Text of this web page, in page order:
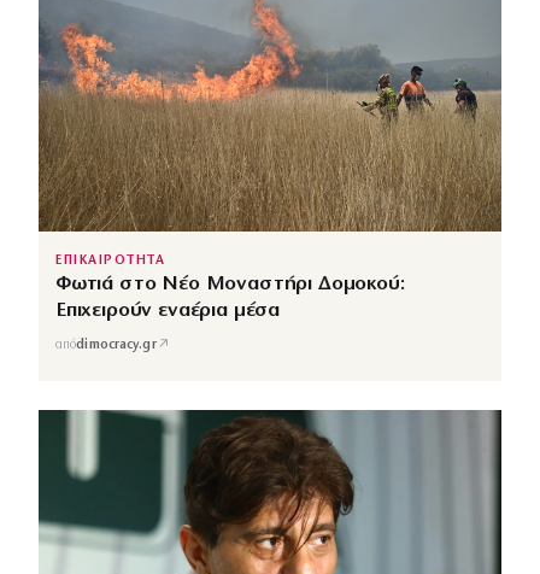
ΕΠΙΚΑΙΡΟΤΗΤΑ
Φωτιά στο Νέο Μοναστήρι Δομοκού:
Επιχειρούν εναέρια μέσα
απόdimocracy.gr↗